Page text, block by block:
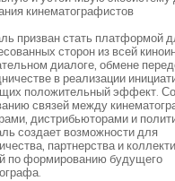
кинематографистов
призван стать платформой
сторон из всей
диалоге, обмене
в реализации
положительный эффект.
связей между
дистрибьюторами и
создает возможности для
партнерства и
по формированию будущего